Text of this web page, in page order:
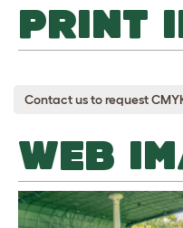
PRINT
Contact us to request
WEB